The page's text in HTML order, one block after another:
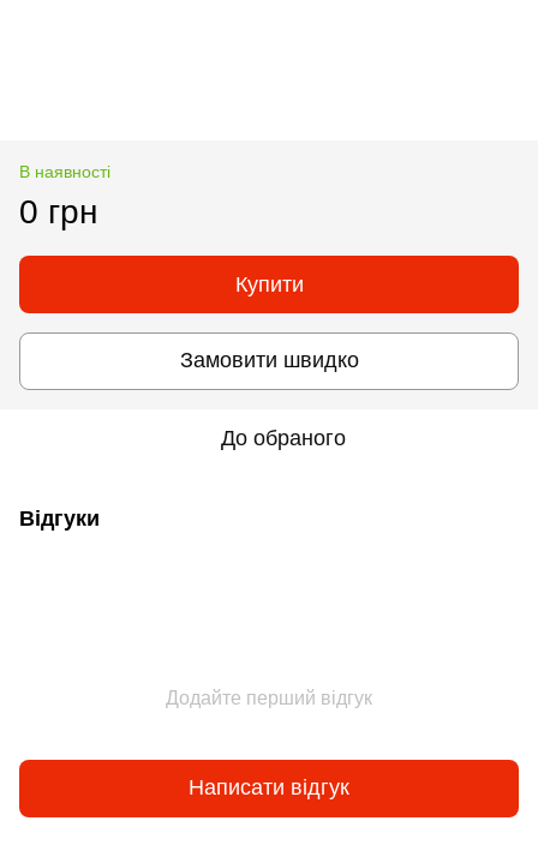
В наявності
0 грн
Купити
Замовити швидко
До обраного
Відгуки
Додайте перший відгук
Написати відгук